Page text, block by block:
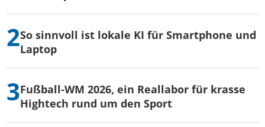
So sinnvoll ist lokale KI für Smartphone und
Laptop
Fußball-WM 2026, ein Reallabor für krasse
Hightech rund um den Sport